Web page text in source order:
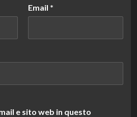
Email *
e sito web in questo